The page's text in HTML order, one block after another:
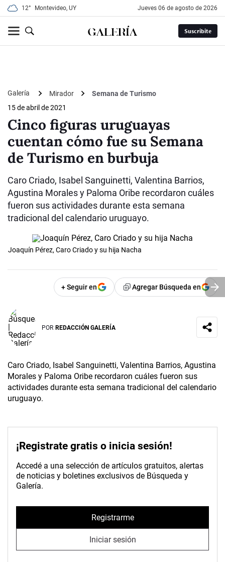
12° Montevideo, UY jueves 06 de agosto de 2026
Suscribite
Galería Mirador
Semana de Turismo
15 de abril de 2021
Cinco figuras uruguayas
cuentan cómo fue su Semana
de Turismo en burbuja
Caro Criado, Isabel Sanguinetti, Valentina Barrios,
Agustina Morales y Paloma Oribe recordaron cuáles
fueron sus actividades durante esta semana
tradicional del calendario uruguayo.
Joaquín Pérez, Caro Criado y su hija Nacha
+ Seguir en Agregar Búsqueda en
POR REDACCIÓN GALERÍA
Caro Criado, Isabel Sanguinetti, Valentina Barrios, Agustina
Morales y Paloma Oribe recordaron cuáles fueron sus
actividades durante esta semana tradicional del calendario
uruguayo.
¡Registrate gratis o inicia sesión!
Accedé a una selección de artículos gratuitos, alertas
de noticias y boletines exclusivos de Búsqueda y
Galería.
Registrarme
Iniciar sesión